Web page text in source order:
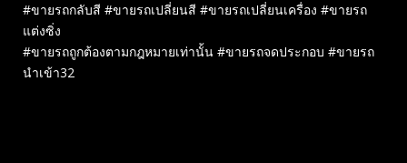
#ขายรถกลับสี #ขายรถเปลี่ยนสี #ขายรถเปลี่ยนเครื่อง #ขายรถ
แต่งซิ่ง
#ขายรถถูกต้องตามกฎหมายเท่านั้น #ขายรถจดประกอบ #ขายรถ
นำเข้า32